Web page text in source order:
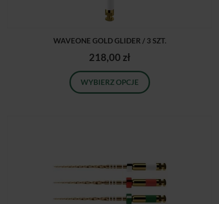
WAVEONE GOLD GLIDER / 3 SZT.
218,00 zł
WYBIERZ OPCJE